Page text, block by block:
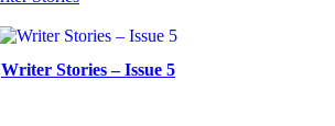
Writer Stories – Issue 5